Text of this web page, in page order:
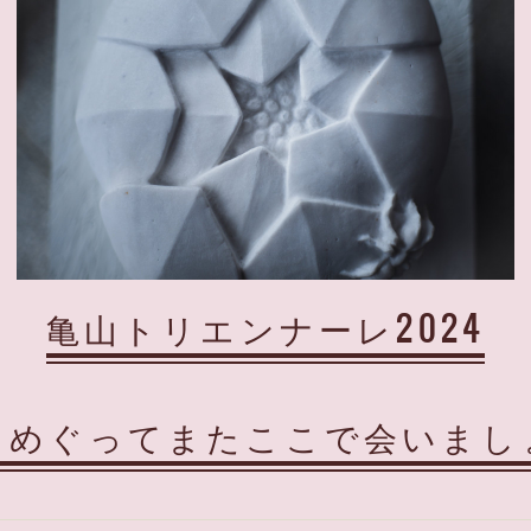
亀山トリエンナーレ2024
ぐってまたここで会いま